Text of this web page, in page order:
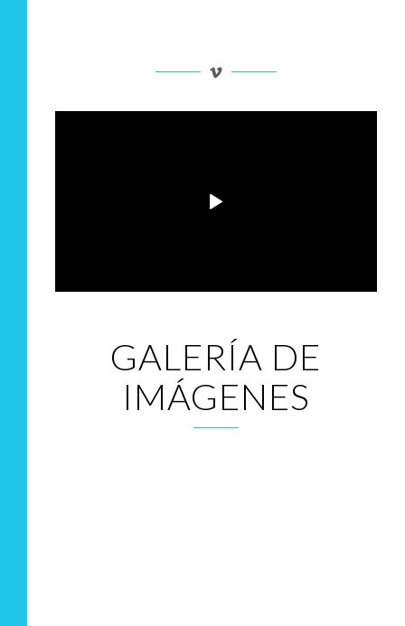
GALERÍA DE
IMÁGENES